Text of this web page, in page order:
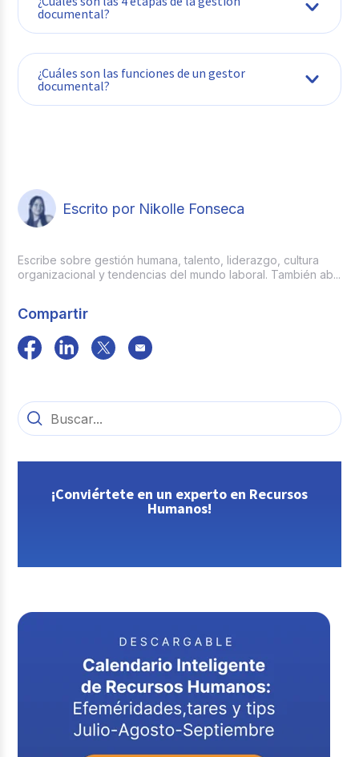
documental?
Gestión y trámite del documento.
Disposición final del documento.
¿Cuáles son las funciones de un gestor
documental?
Escrito por Nikolle Fonseca
Escribe sobre gestión humana, talento, liderazgo, cultura
organizacional y tendencias del mundo laboral. También ab...
Compartir
¡Conviértete en un experto en Recursos
Humanos!